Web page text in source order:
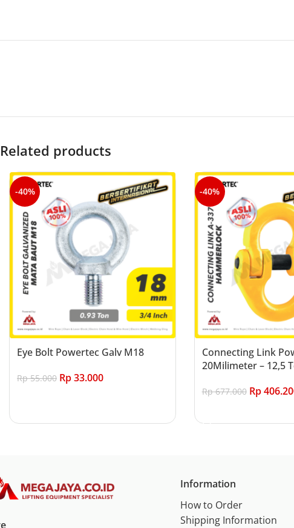
Related products
-40%
Eye Bolt Powertec Galv M18
Rp55.000 Rp33.000
-40%
Connecting Link
20Milimeter – 12,5
Rp677.000 Rp
Information
How to Order
Shipping Information